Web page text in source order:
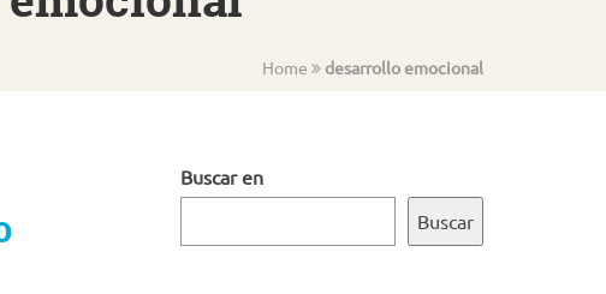
Home desarrollo emocional
Buscar en
Buscar